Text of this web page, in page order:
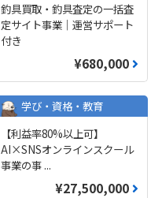
釣具買取・釣具査定の一括査
定サイト事業｜運営サポート
付き
¥680,000
学び・資格・教育
【利益率80%以上可】
AI×SNSオンラインスクール
事業の事 ...
¥27,500,000